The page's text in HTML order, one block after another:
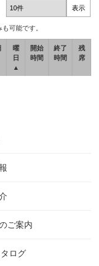
可能です。
曜
日
▲
開始
時間
終了
時間
残
席
ご案内
ログ